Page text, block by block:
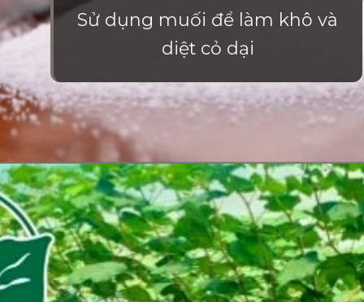
Sử dụng muối để làm khô và
diệt cỏ dại
Đang mở